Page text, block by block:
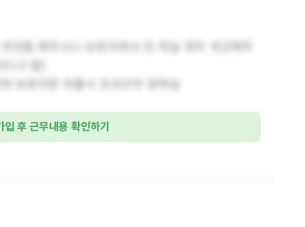
션을 해주시나 보호자께서 안 계실 경우 셕션해주
입 후 근무내용 확인하기